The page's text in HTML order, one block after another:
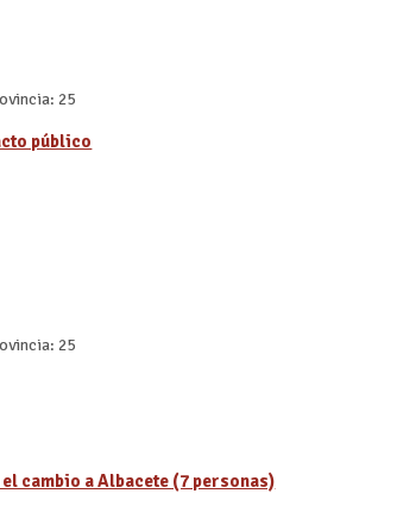
25
público
25
cambio a Albacete (7 personas)